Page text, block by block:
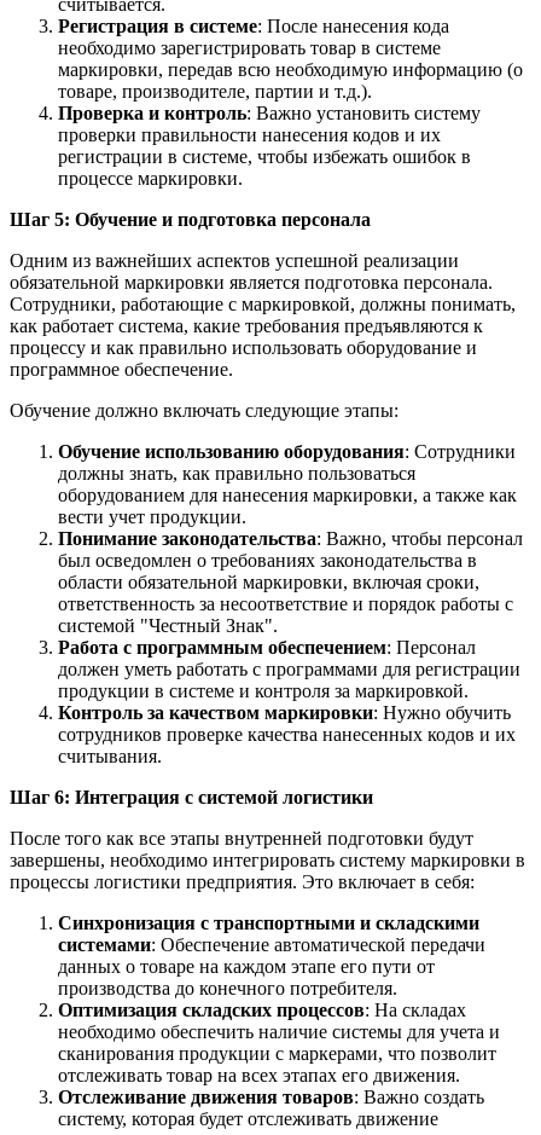
Регистрация в системе: После нанесения кода
необходимо зарегистрировать товар в системе
маркировки, передав всю необходимую информацию (о
товаре, производителе, партии и т.д.).
Проверка и контроль: Важно установить систему
проверки правильности нанесения кодов и их
регистрации в системе, чтобы избежать ошибок в
процессе маркировки.
Шаг 5: Обучение и подготовка персонала
Одним из важнейших аспектов успешной реализации
обязательной маркировки является подготовка персонала.
Сотрудники, работающие с маркировкой, должны понимать,
как работает система, какие требования предъявляются к
процессу и как правильно использовать оборудование и
программное обеспечение.
Обучение должно включать следующие этапы:
Обучение использованию оборудования: Сотрудники
должны знать, как правильно пользоваться
оборудованием для нанесения маркировки, а также как
вести учет продукции.
Понимание законодательства: Важно, чтобы персонал
был осведомлен о требованиях законодательства в
области обязательной маркировки, включая сроки,
ответственность за несоответствие и порядок работы с
системой "Честный Знак".
Работа с программным обеспечением: Персонал
должен уметь работать с программами для регистрации
продукции в системе и контроля за маркировкой.
Контроль за качеством маркировки: Нужно обучить
сотрудников проверке качества нанесенных кодов и их
считывания.
Шаг 6: Интеграция с системой логистики
После того как все этапы внутренней подготовки будут
завершены, необходимо интегрировать систему маркировки в
процессы логистики предприятия. Это включает в себя:
Синхронизация с транспортными и складскими
системами: Обеспечение автоматической передачи
данных о товаре на каждом этапе его пути от
производства до конечного потребителя.
Оптимизация складских процессов: На складах
необходимо обеспечить наличие системы для учета и
сканирования продукции с маркерами, что позволит
отслеживать товар на всех этапах его движения.
Отслеживание движения товаров: Важно создать
систему, которая будет отслеживать движение